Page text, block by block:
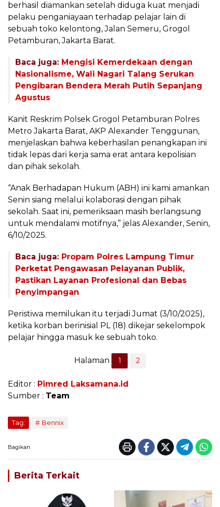
berhasil diamankan setelah diduga kuat menjadi
pelaku penganiayaan terhadap pelajar lain di
sebuah toko kelontong, Jalan Semeru, Grogol
Petamburan, Jakarta Barat.
Baca juga: Mengisi Kemerdekaan dengan
Nasionalisme, Wali Nagari Talang Serukan
Pengibaran Bendera Merah Putih Sepanjang
Agustus
Kanit Reskrim Polsek Grogol Petamburan Polres
Metro Jakarta Barat, AKP Alexander Tenggunan,
menjelaskan bahwa keberhasilan penangkapan ini
tidak lepas dari kerja sama erat antara kepolisian
dan pihak sekolah.
“Anak Berhadapan Hukum (ABH) ini kami amankan
Senin siang melalui kolaborasi dengan pihak
sekolah. Saat ini, pemeriksaan masih berlangsung
untuk mendalami motifnya,” jelas Alexander, Senin,
6/10/2025.
Baca juga: Propam Polres Lampung Timur
Perketat Pengawasan Pelayanan Publik,
Pastikan Layanan Profesional dan Bebas
Penyimpangan
Peristiwa memilukan itu terjadi Jumat (3/10/2025),
ketika korban berinisial PL (18) dikejar sekelompok
pelajar hingga masuk ke sebuah toko.
Halaman 1 2
Editor : Pimred Laksamana.id
Sumber : Team
Tag: Bennix
Bagikan
Berita Terkait